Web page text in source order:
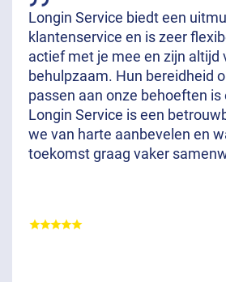
Longin Service biedt een
klantenservice en is zeer
actief met je mee en zijn altijd
behulpzaam. Hun bereidheid
passen aan onze behoeften
Longin Service is een
we van harte aanbevelen en
toekomst graag vaker